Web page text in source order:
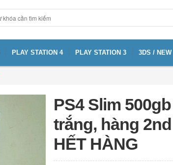
PLAY STATION 4 PLAY STATION 3 3DS / NEW
PS4 Slim
trắng, hàng
HẾT HÀNG